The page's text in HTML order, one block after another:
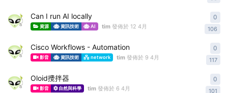
Can I run AI locally
資源 資訊技術 AI tim 發佈於 12 4月 106
0
Cisco Workflows - Automation
影音 資訊技術 network tim 發佈於 9 4月 117
0
Oloid攪拌器
影音 自然與科學 tim發佈於 6 4月 101
0